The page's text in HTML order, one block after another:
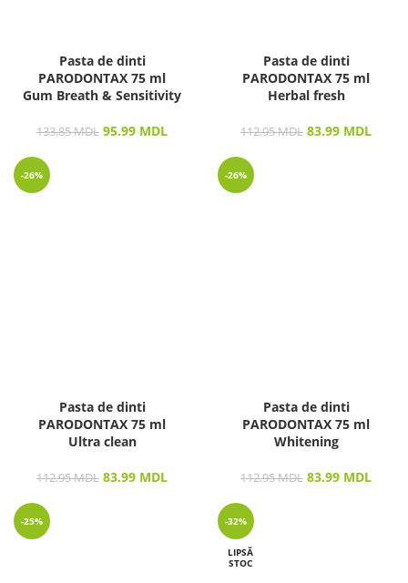
Pasta de dinti
PARODONTAX 75 ml
Gum Breath & Sensitivity
133.85MDL 95.99 MDL
Pasta de dinti
PARODONTAX 75 ml
Herbal fresh
112.95MDL 83.99 MDL
-26%
Pasta de dinti
PARODONTAX 75 ml
Ultra clean
112.95MDL 83.99 MDL
-26%
Pasta de dinti
PARODONTAX 75 ml
Whitening
112.95MDL 83.99 MDL
-25% -32%
LIPSĂ
STOC